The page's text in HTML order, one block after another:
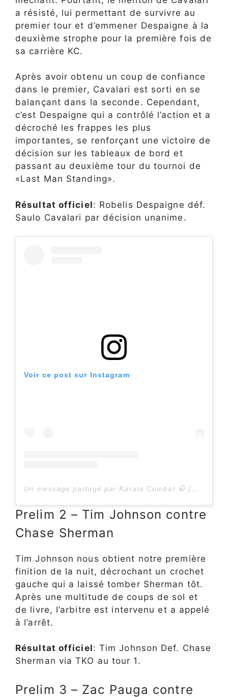
a résisté, lui permettant de survivre au
premier tour et d’emmener Despaigne à la
deuxième strophe pour la première fois de
sa carrière KC.
Après avoir obtenu un coup de confiance
dans le premier, Cavalari est sorti en se
balançant dans la seconde. Cependant,
c’est Despaigne qui a contrôlé l’action et a
décroché les frappes les plus
importantes, se renforçant une victoire de
décision sur les tableaux de bord et
passant au deuxième tour du tournoi de
«Last Man Standing».
Résultat officiel: Robelis Despaigne déf.
Saulo Cavalari par décision unanime.
Voir ce post sur Instagram
Un message partagé par Karate Combat 🥋 (@KarateCombat)
Prelim 2 – Tim Johnson contre
Chase Sherman
Tim Johnson nous obtient notre première
finition de la nuit, décrochant un crochet
gauche qui a laissé tomber Sherman tôt.
Après une multitude de coups de sol et
de livre, l’arbitre est intervenu et a appelé
à l’arrêt.
Résultat officiel: Tim Johnson Def. Chase
Sherman via TKO au tour 1.
Prelim 3 – Zac Pauga contre